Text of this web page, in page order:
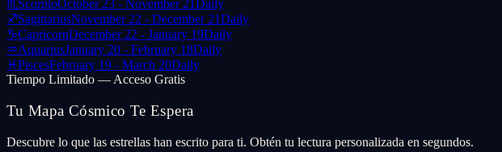
♏ ScorpioOctober 23 - November 21Daily
♐SagittariusNovember 22 - December 21Daily
♑CapricornDecember 22 - January 19Daily
♒AquariusJanuary 20 - February 18Daily
♓PiscesFebruary 19 - March 20Daily
Tiempo Limitado — Acceso Gratis
Tu Mapa Cósmico Te Espera
Descubre lo que las estrellas han escrito para ti. Obtén tu lectura personalizada en segundos.